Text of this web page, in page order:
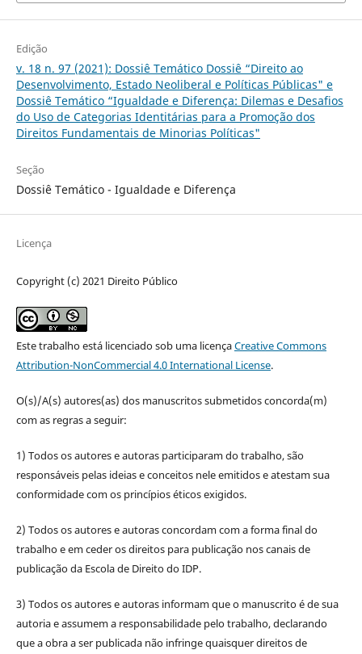
Edição
v. 18 n. 97 (2021): Dossiê Temático Dossiê “Direito ao
Desenvolvimento, Estado Neoliberal e Políticas Públicas" e
Dossiê Temático “Igualdade e Diferença: Dilemas e Desafios
do Uso de Categorias Identitárias para a Promoção dos
Direitos Fundamentais de Minorias Políticas"
Seção
Dossiê Temático - Igualdade e Diferença
Licença
Copyright (c) 2021 Direito Público
Este trabalho está licenciado sob uma licençaCreative Commons
Attribution-NonCommercial 4.0 International License.
O(s)/A(s) autores(as) dos manuscritos submetidos concorda(m)
com as regras a seguir:
1) Todos os autores e autoras participaram do trabalho, são
responsáveis pelas ideias e conceitos nele emitidos e atestam sua
conformidade com os princípios éticos exigidos.
2) Todos os autores e autoras concordam com a forma final do
trabalho e em ceder os direitos para publicação nos canais de
publicação da Escola de Direito do IDP.
3) Todos os autores e autoras informam que o manuscrito é de sua
autoria e assumem a responsabilidade pelo trabalho, declarando
que a obra a ser publicada não infringe quaisquer direitos de